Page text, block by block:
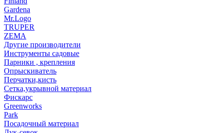
Gardena
Mr.Logo
TRUPER
ZEMA
Другие производители
Инструменты садовые
Парники , крепления
Опрыскиватель
Перчатки,кисть
Сетка,укрывной материал
Фискарс
Greenworks
Park
Посадочный материал